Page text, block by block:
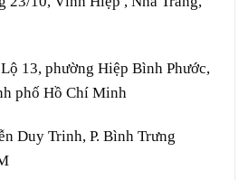
13, phường Hiệp Bình Phước,
phố Hồ Chí Minh
Duy Trinh, P. Bình Trưng